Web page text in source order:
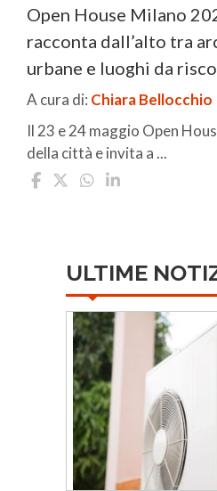
Open House Milano
racconta dall’alto tra
urbane e luoghi da
A cura di: Chiara Bellocchio
Il 23 e 24 maggio Open
della città e invita a ...
ULTIME